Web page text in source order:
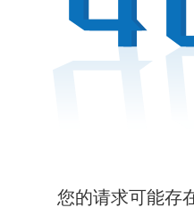
您的请求可能存